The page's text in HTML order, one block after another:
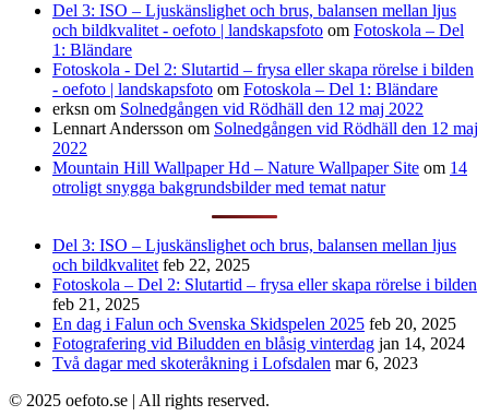
Del 3: ISO – Ljuskänslighet och brus, balansen mellan ljus
och bildkvalitet - oefoto | landskapsfoto om Fotoskola – Del
1: Bländare
Fotoskola - Del 2: Slutartid – frysa eller skapa rörelse i bilden
- oefoto | landskapsfoto om Fotoskola – Del 1: Bländare
erksn om Solnedgången vid Rödhäll den 12 maj 2022
Lennart Andersson om Solnedgången vid Rödhäll den 12 maj
2022
Mountain Hill Wallpaper Hd – Nature Wallpaper Site om 14
otroligt snygga bakgrundsbilder med temat natur
Del 3: ISO – Ljuskänslighet och brus, balansen mellan ljus
och bildkvalitet feb 22, 2025
Fotoskola – Del 2: Slutartid – frysa eller skapa rörelse i bilden
feb 21, 2025
En dag i Falun och Svenska Skidspelen 2025 feb 20, 2025
Fotografering vid Biludden en blåsig vinterdag jan 14, 2024
Två dagar med skoteråkning i Lofsdalen mar 6, 2023
© 2025 oefoto.se | All rights reserved.